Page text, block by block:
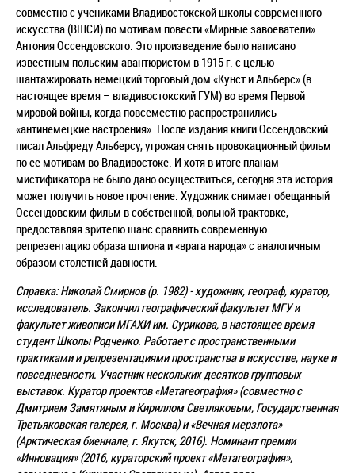
совместно с учениками Владивостокской школы современного
искусства (ВШСИ) по мотивам повести «Мирные завоеватели»
Антония Оссендовского. Это произведение было написано
известным польским авантюристом в 1915 г. с целью
шантажировать немецкий торговый дом «Кунст и Альберс» (в
настоящее время – владивостокский ГУМ) во время Первой
мировой войны, когда повсеместно распространились
«антинемецкие настроения». После издания книги Оссендовский
писал Альфреду Альберсу, угрожая снять провокационный фильм
по ее мотивам во Владивостоке. И хотя в итоге планам
мистификатора не было дано осуществиться, сегодня эта история
может получить новое прочтение. Художник снимает обещанный
Оссендовским фильм в собственной, вольной трактовке,
предоставляя зрителю шанс сравнить современную
репрезентацию образа шпиона и «врага народа» с аналогичным
образом столетней давности.
Справка: Николай Смирнов (р. 1982) - художник, географ, куратор,
исследователь. Закончил географический факультет МГУ и
факультет живописи МГАХИ им. Сурикова, в настоящее время
студент Школы Родченко. Работает с пространственными
практиками и репрезентациями пространства в искусстве, науке и
повседневности. Участник нескольких десятков групповых
выставок. Куратор проектов «Метагеография» (совместно с
Дмитрием Замятиным и Кириллом Светляковым, Государственная
Третьяковская галерея, г. Москва) и «Вечная мерзлота»
(Арктическая биеннале, г. Якутск, 2016). Номинант премии
«Инновация» (2016, кураторский проект «Метагеография»,